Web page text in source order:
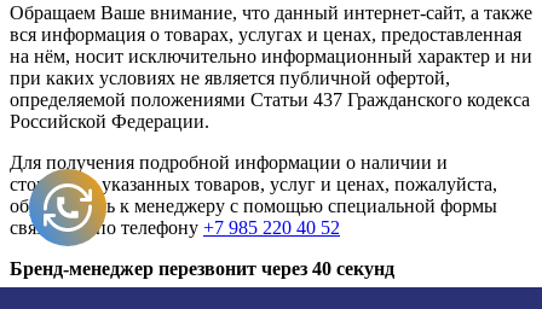
Обращаем Ваше внимание, что данный интернет-сайт, а также
вся информация о товарах, услугах и ценах, предоставленная
на нём, носит исключительно информационный характер и ни
при каких условиях не является публичной офертой,
определяемой положениями Статьи 437 Гражданского кодекса
Российской Федерации.
Для получения подробной информации о наличии и
стоимости указанных товаров, услуг и ценах, пожалуйста,
обращайтесь к менеджеру с помощью специальной формы
связи или по телефону +7 985 220 40 52
Бренд-менеджер перезвонит через 40 секунд